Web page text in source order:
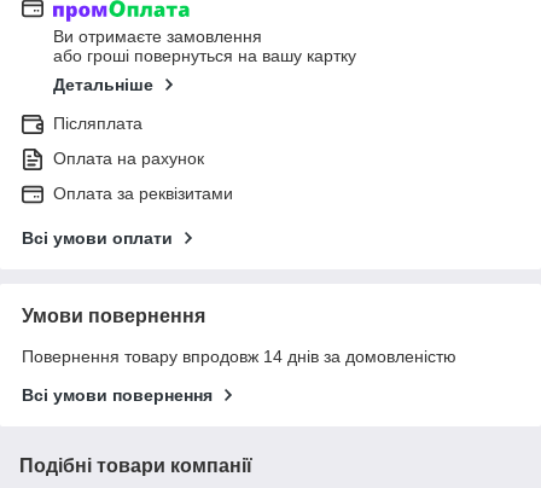
Ви отримаєте замовлення
або гроші повернуться на вашу картку
Детальніше
Післяплата
Оплата на рахунок
Оплата за реквізитами
Всі умови оплати
Умови повернення
Повернення товару впродовж 14 днів за домовленістю
Всі умови повернення
Подібні товари компанії